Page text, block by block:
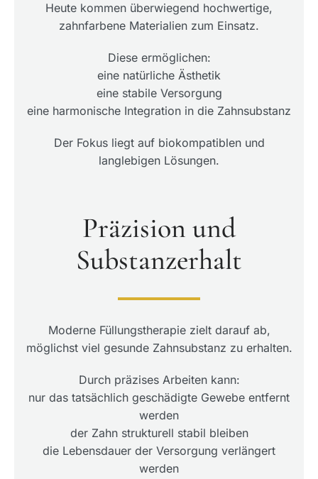
Heute kommen überwiegend hochwertige,
zahnfarbene Materialien zum Einsatz.
Diese ermöglichen:
eine natürliche Ästhetik
eine stabile Versorgung
eine harmonische Integration in die Zahnsubstanz
Der Fokus liegt auf biokompatiblen und
langlebigen Lösungen.
Präzision und
Substanzerhalt
Moderne Füllungstherapie zielt darauf ab,
möglichst viel gesunde Zahnsubstanz zu erhalten.
Durch präzises Arbeiten kann:
nur das tatsächlich geschädigte Gewebe entfernt
werden
der Zahn strukturell stabil bleiben
die Lebensdauer der Versorgung verlängert
werden